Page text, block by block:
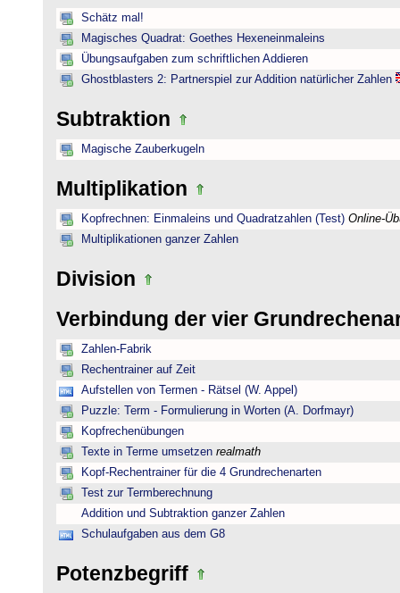
Schätz mal!
Magisches Quadrat: Goethes Hexeneinmaleins
Übungsaufgaben zum schriftlichen Addieren
Ghostblasters 2: Partnerspiel zur Addition natürlicher Zahlen
Subtraktion
Magische Zauberkugeln
Multiplikation
Kopfrechnen: Einmaleins und Quadratzahlen (Test) Online-
Multiplikationen ganzer Zahlen
Division
Verbindung der vier
Zahlen-Fabrik
Rechentrainer auf Zeit
Aufstellen von Termen - Rätsel (W. Appel)
Puzzle: Term - Formulierung in Worten (A. Dorfmayr)
Kopfrechenübungen
Texte in Terme umsetzen realmath
Kopf-Rechentrainer für die 4 Grundrechenarten
Test zur Termberechnung
Addition und Subtraktion ganzer Zahlen
Schulaufgaben aus dem G8
Potenzbegriff